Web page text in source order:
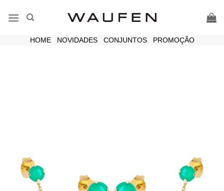
HOME| NOVIDADES| CONJUNTOS| PROMOÇÃO